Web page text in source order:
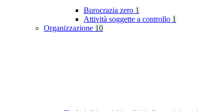
Burocrazia zero 1
Attività soggette a controllo 1
Organizzazione 10